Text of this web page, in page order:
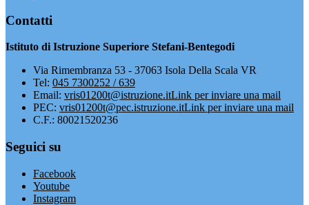
Contatti
Istituto di Istruzione Superiore Stefani-Bentegodi
Via Rimembranza 53 - 37063 Isola Della Scala VR
Tel: 045 7300252 / 639
Email: vris01200t@istruzione.itLink per inviare una mail
PEC: vris01200t@pec.istruzione.itLink per inviare una mail
C.F.: 80021520236
Seguici su
Facebook
Youtube
Instagram